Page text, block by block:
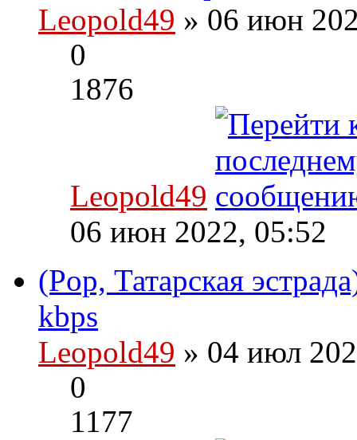
Leopold49 » 06 июн
0
1876
Leopold49
06 июн 2022, 05:52
(Pop, Татарская
kbps
Leopold49 » 04 июл
0
1177